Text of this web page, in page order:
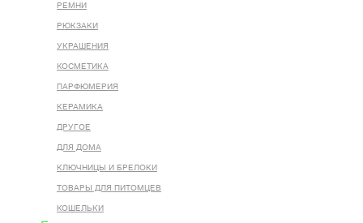
РЕМНИ
РЮКЗАКИ
УКРАШЕНИЯ
КОСМЕТИКА
ПАРФЮМЕРИЯ
КЕРАМИКА
ДРУГОЕ
ДЛЯ ДОМА
КЛЮЧНИЦЫ И БРЕЛОКИ
ТОВАРЫ ДЛЯ ПИТОМЦЕВ
КОШЕЛЬКИ